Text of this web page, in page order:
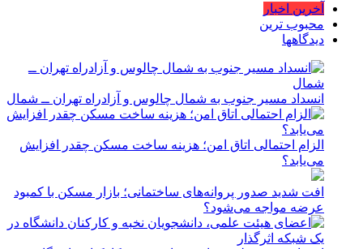
آخرین اخبار
محبوب ترین
دیدگاهها
انسداد مسیر جنوب به شمال چالوس و آزادراه تهران ــ شمال
الزام احتمالی اتاق امن؛ هزینه ساخت مسکن چقدر افزایش
می‌یابد؟
افت شدید صدور پروانه‌های ساختمانی؛ بازار مسکن با کمبود
عرضه مواجه می‌شود؟